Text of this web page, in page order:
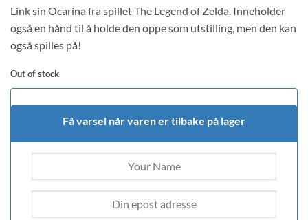
Link sin Ocarina fra spillet The Legend of Zelda. Inneholder
også en hånd til å holde den oppe som utstilling, men den kan
også spilles på!
Out of stock
Få varsel når varen er tilbake på lager